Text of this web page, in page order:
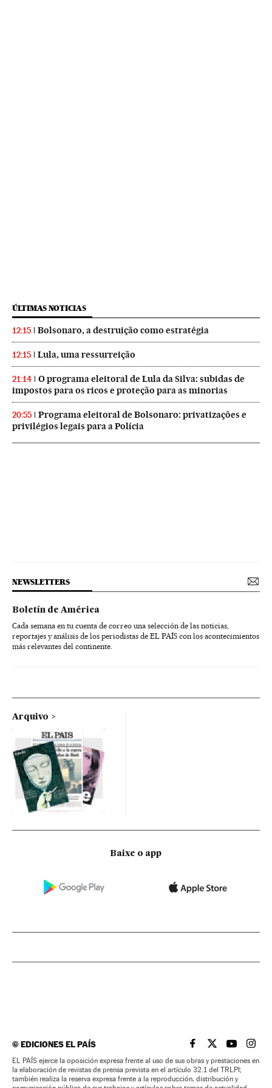
ÚLTIMAS NOTICIAS
12:15 Bolsonaro, a destruição como estratégia
12:15 Lula, uma ressurreição
21:14
O programa eleitoral de Lula da Silva: subidas de
impostos para os ricos e proteção para as minorias
20:55
Programa eleitoral de Bolsonaro: privatizações e
privilégios legais para a Polícia
NEWSLETTERS
Boletín de América
Cada semana en tu cuenta de correo una selección de las noticias,
reportajes y análisis de los periodistas de EL PAÍS con los acontecimientos
más relevantes del continente.
Arquivo
Baixe o app
©EDICIONES EL PAÍS EL PAÍS BRASIL EN
EL PAÍSEL PAÍS
EL
EL PAÍS ejerce la oposición expresa frente al uso de sus obras y prestaciones en
la elaboración de revistas de prensa prevista en el artículo 32.1 del TRLPI;
también realiza la reserva expresa frente a la reproducción, distribución y